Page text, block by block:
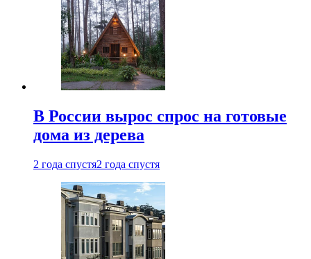
В России вырос спрос на готовые
дома из дерева
2 года спустя2 года спустя